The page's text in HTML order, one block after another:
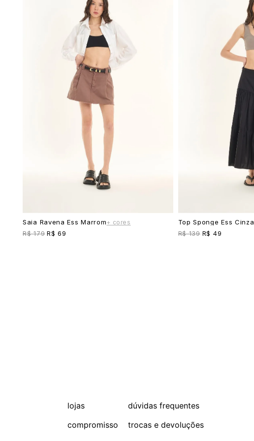
Saia Ravena Ess Marrom+ cores
R$ 179 R$ 69
Top Sponge Ess Cinza
R$ 139 R$ 49
lojas
compromisso
dúvidas frequentes
trocas e devoluções